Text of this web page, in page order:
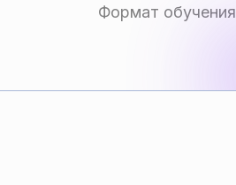
Формат обучения